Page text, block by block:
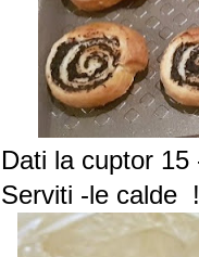
Dati la cuptor
Serviti -le calde !